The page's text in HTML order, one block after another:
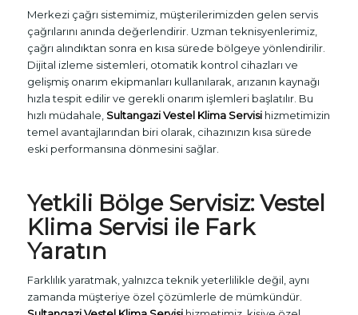
Merkezi çağrı sistemimiz, müşterilerimizden gelen servis
çağrılarını anında değerlendirir. Uzman teknisyenlerimiz,
çağrı alındıktan sonra en kısa sürede bölgeye yönlendirilir.
Dijital izleme sistemleri, otomatik kontrol cihazları ve
gelişmiş onarım ekipmanları kullanılarak, arızanın kaynağı
hızla tespit edilir ve gerekli onarım işlemleri başlatılır. Bu
hızlı müdahale, Sultangazi Vestel Klima Servisihizmetimizin
temel avantajlarından biri olarak, cihazınızın kısa sürede
eski performansına dönmesini sağlar.
Yetkili Bölge Servisiz: Vestel
Klima Servisi ile Fark
Yaratın
Farklılık yaratmak, yalnızca teknik yeterlilikle değil, aynı
zamanda müşteriye özel çözümlerle de mümkündür.